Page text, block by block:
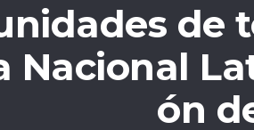
de
Nacional
ón